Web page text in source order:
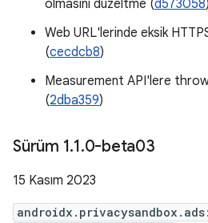
olmasını düzeltme (d573058)
Web URL'lerinde eksik
(cecdcb8)
Measurement API'lere
(2dba359)
Sürüm 1.1.0-beta03
15 Kasım 2023